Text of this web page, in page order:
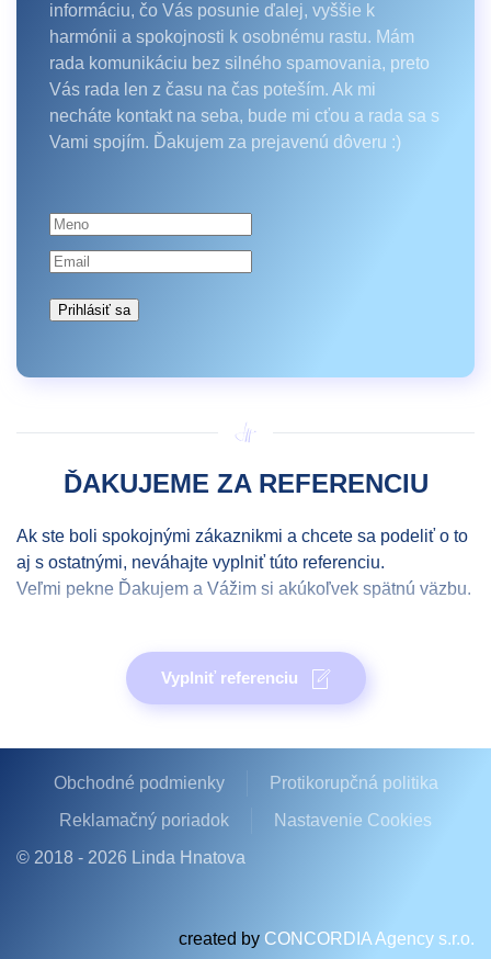
informáciu, čo Vás posunie ďalej, vyššie k
harmónii a spokojnosti k osobnému rastu. Mám
rada komunikáciu bez silného spamovania, preto
Vás rada len z času na čas poteším. Ak mi
necháte kontakt na seba, bude mi cťou a rada sa s
Vami spojím. Ďakujem za prejavenú dôveru :)
Prihlásiť sa
ĎAKUJEME ZA REFERENCIU
Ak ste boli spokojnými zákaznikmi a chcete sa podeliť o to
aj s ostatnými, neváhajte vyplniť túto referenciu.
Veľmi pekne Ďakujem a Vážim si akúkoľvek spätnú väzbu.
Vyplniť referenciu
Obchodné podmienky
Protikorupčná politika
Reklamačný poriadok
Nastavenie Cookies
© 2018 - 2026 Linda Hnatova
created by CONCORDIA Agency s.r.o.